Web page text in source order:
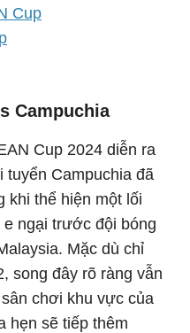
Cup
Campuchia
Cup 2024 diễn ra
tuyển Campuchia đã
khi thể hiện một lối
ngại trước đội bóng
Mặc dù chỉ
song đây rõ ràng vẫn
chơi khu vực của
hẹn sẽ tiếp thêm